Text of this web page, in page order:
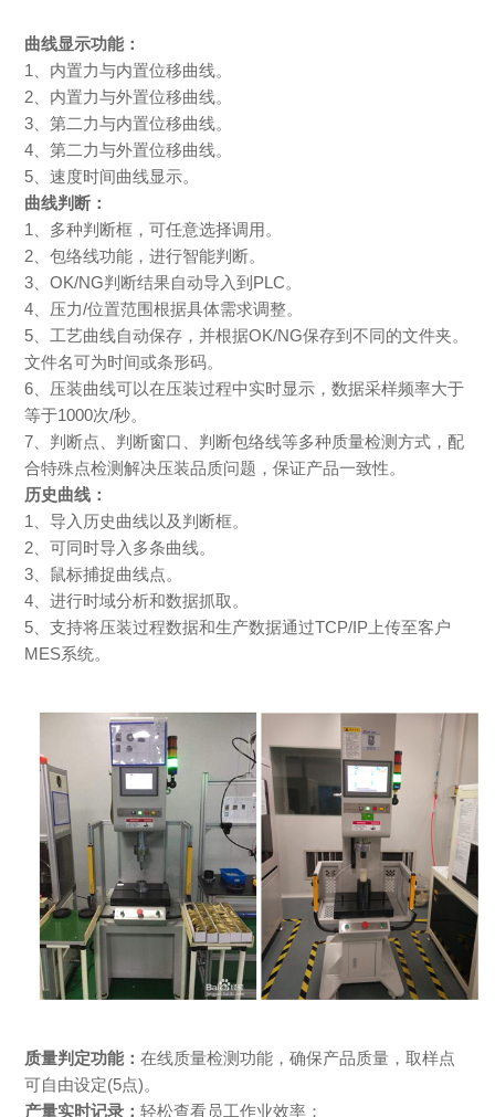
曲线显示功能：
1、内置力与内置位移曲线。
2、内置力与外置位移曲线。
3、第二力与内置位移曲线。
4、第二力与外置位移曲线。
5、速度时间曲线显示。
曲线判断：
1、多种判断框，可任意选择调用。
2、包络线功能，进行智能判断。
3、OK/NG判断结果自动导入到PLC。
4、压力/位置范围根据具体需求调整。
5、工艺曲线自动保存，并根据OK/NG保存到不同的文件夹。
文件名可为时间或条形码。
6、压装曲线可以在压装过程中实时显示，数据采样频率大于
等于1000次/秒。
7、判断点、判断窗口、判断包络线等多种质量检测方式，配
合特殊点检测解决压装品质问题，保证产品一致性。
历史曲线：
1、导入历史曲线以及判断框。
2、可同时导入多条曲线。
3、鼠标捕捉曲线点。
4、进行时域分析和数据抓取。
5、支持将压装过程数据和生产数据通过TCP/IP上传至客户
MES系统。
质量判定功能： 在线质量检测功能，确保产品质量，取样点
可自由设定(5点)。
产量实时记录： 轻松查看员工作业效率；